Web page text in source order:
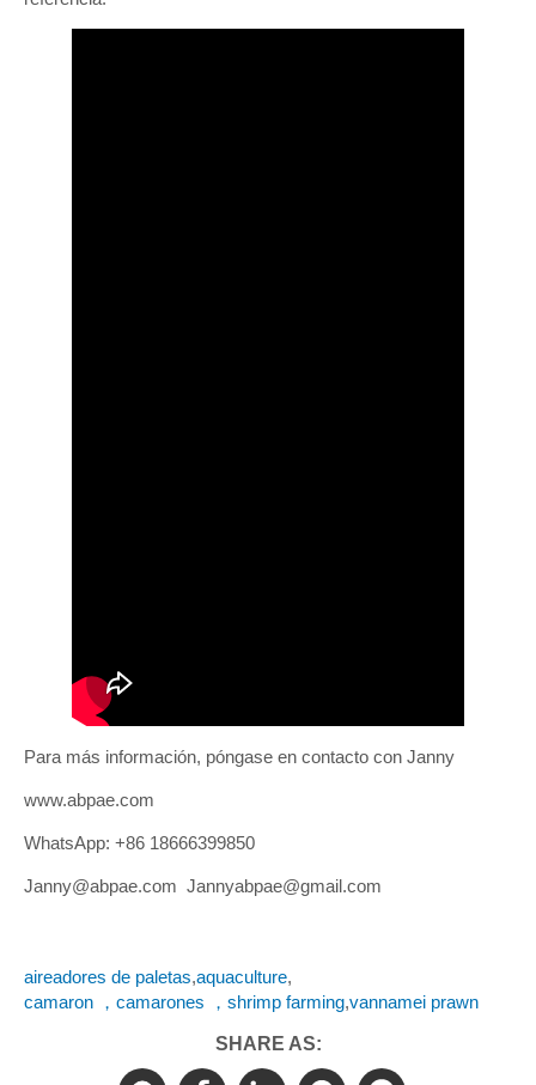
Para más información, póngase en contacto con Janny
www.abpae.com
WhatsApp: +86 18666399850
Janny@abpae.com Jannyabpae@gmail.com
aireadores de paletas,aquaculture,
camaron ，camarones ，shrimp farming,vannamei prawn
SHARE AS: